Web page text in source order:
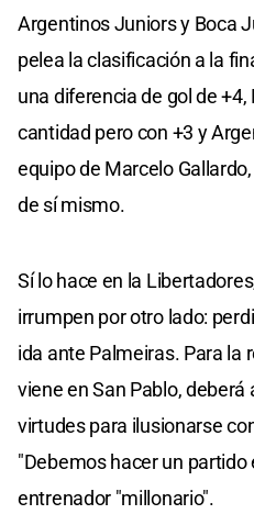
Argentinos Juniors y Boca
pelea la clasificación a la
una diferencia de gol de
cantidad pero con +3 y
equipo de Marcelo
de sí mismo.
Sí lo hace en la
irrumpen por otro lado:
ida ante Palmeiras. Para la
viene en San Pablo,
virtudes para ilusionarse
"Debemos hacer un partido
entrenador "millonario".